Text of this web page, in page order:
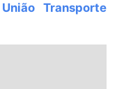
União Transporte